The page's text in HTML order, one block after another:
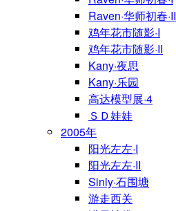
Raven·华师初春·II
鸡年花市随影·I
鸡年花市随影·II
Kany·夜思
Kany·乐园
高达模型展·4
ＳＤ娃娃
2005年
阳光左左·I
阳光左左·II
Sinly·石围塘
游走西关